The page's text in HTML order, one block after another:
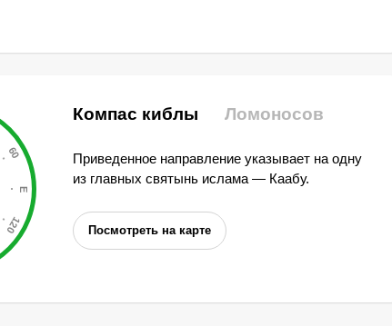
Компас киблы Ломоносов
Приведенное направление указывает на одну
из главных святынь ислама — Каабу.
Посмотреть на карте